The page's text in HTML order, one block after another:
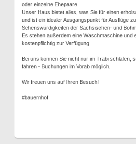
oder einzelne Ehepaare.
Unser Haus bietet alles, was Sie für einen
und ist ein idealer Ausgangspunkt für Ausflüge
Sehenswürdigkeiten der Sächsischen- und
Es stehen außerdem eine Waschmaschine und
kostenpflichtig zur Verfügung.
Bei uns können Sie nicht nur im Trabi schlafen,
fahren - Buchungen im Vorab möglich.
Wir freuen uns auf Ihren Besuch!
#bauernhof